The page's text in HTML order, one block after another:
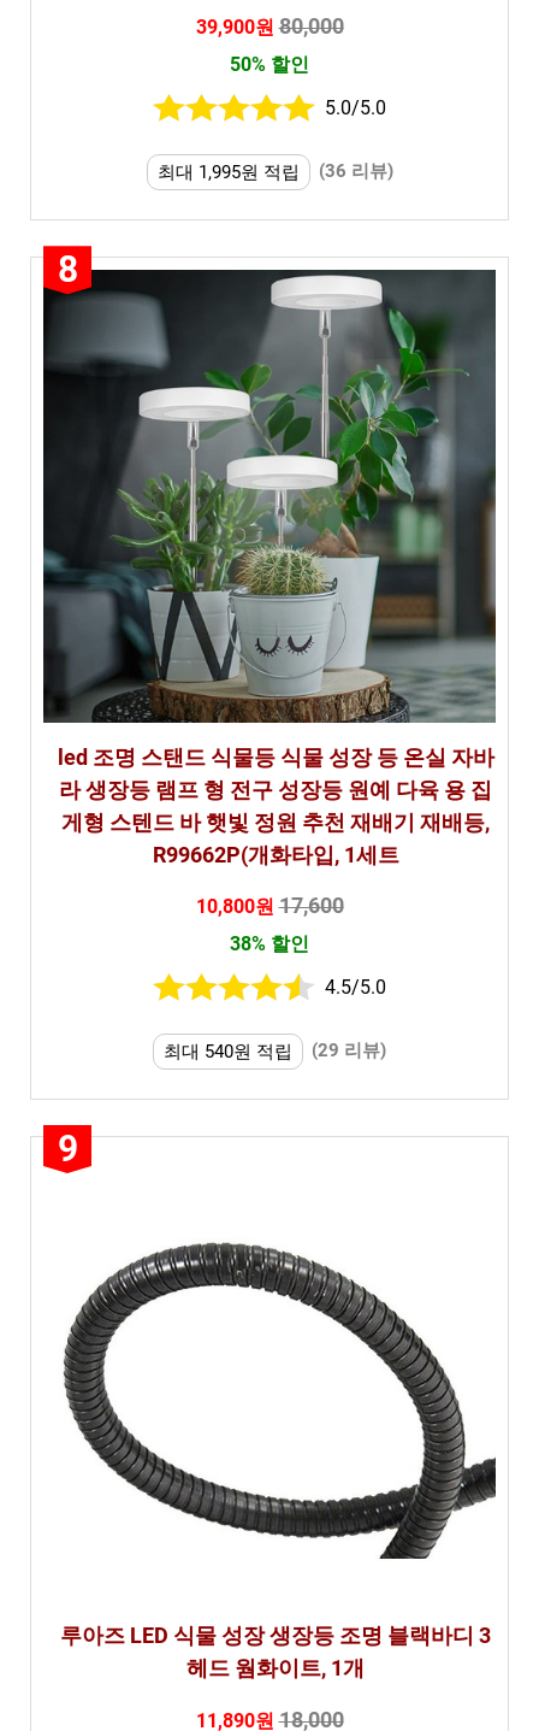
39,900원80,000
50% 할인
5.0/5.0
최대 1,995원 적립 (36 리뷰)
8
led 조명 스탠드 식물등 식물 성장 등 온실 자바
라 생장등 램프 형 전구 성장등 원예 다육 용 집
게형 스텐드 바 햇빛 정원 추천 재배기 재배등,
R99662P(개화타입, 1세트
10,800원17,600
38% 할인
4.5/5.0
최대 540원 적립 (29 리뷰)
9
루아즈 LED 식물 성장 생장등 조명 블랙바디 3
헤드 웜화이트, 1개
11,890원18,000